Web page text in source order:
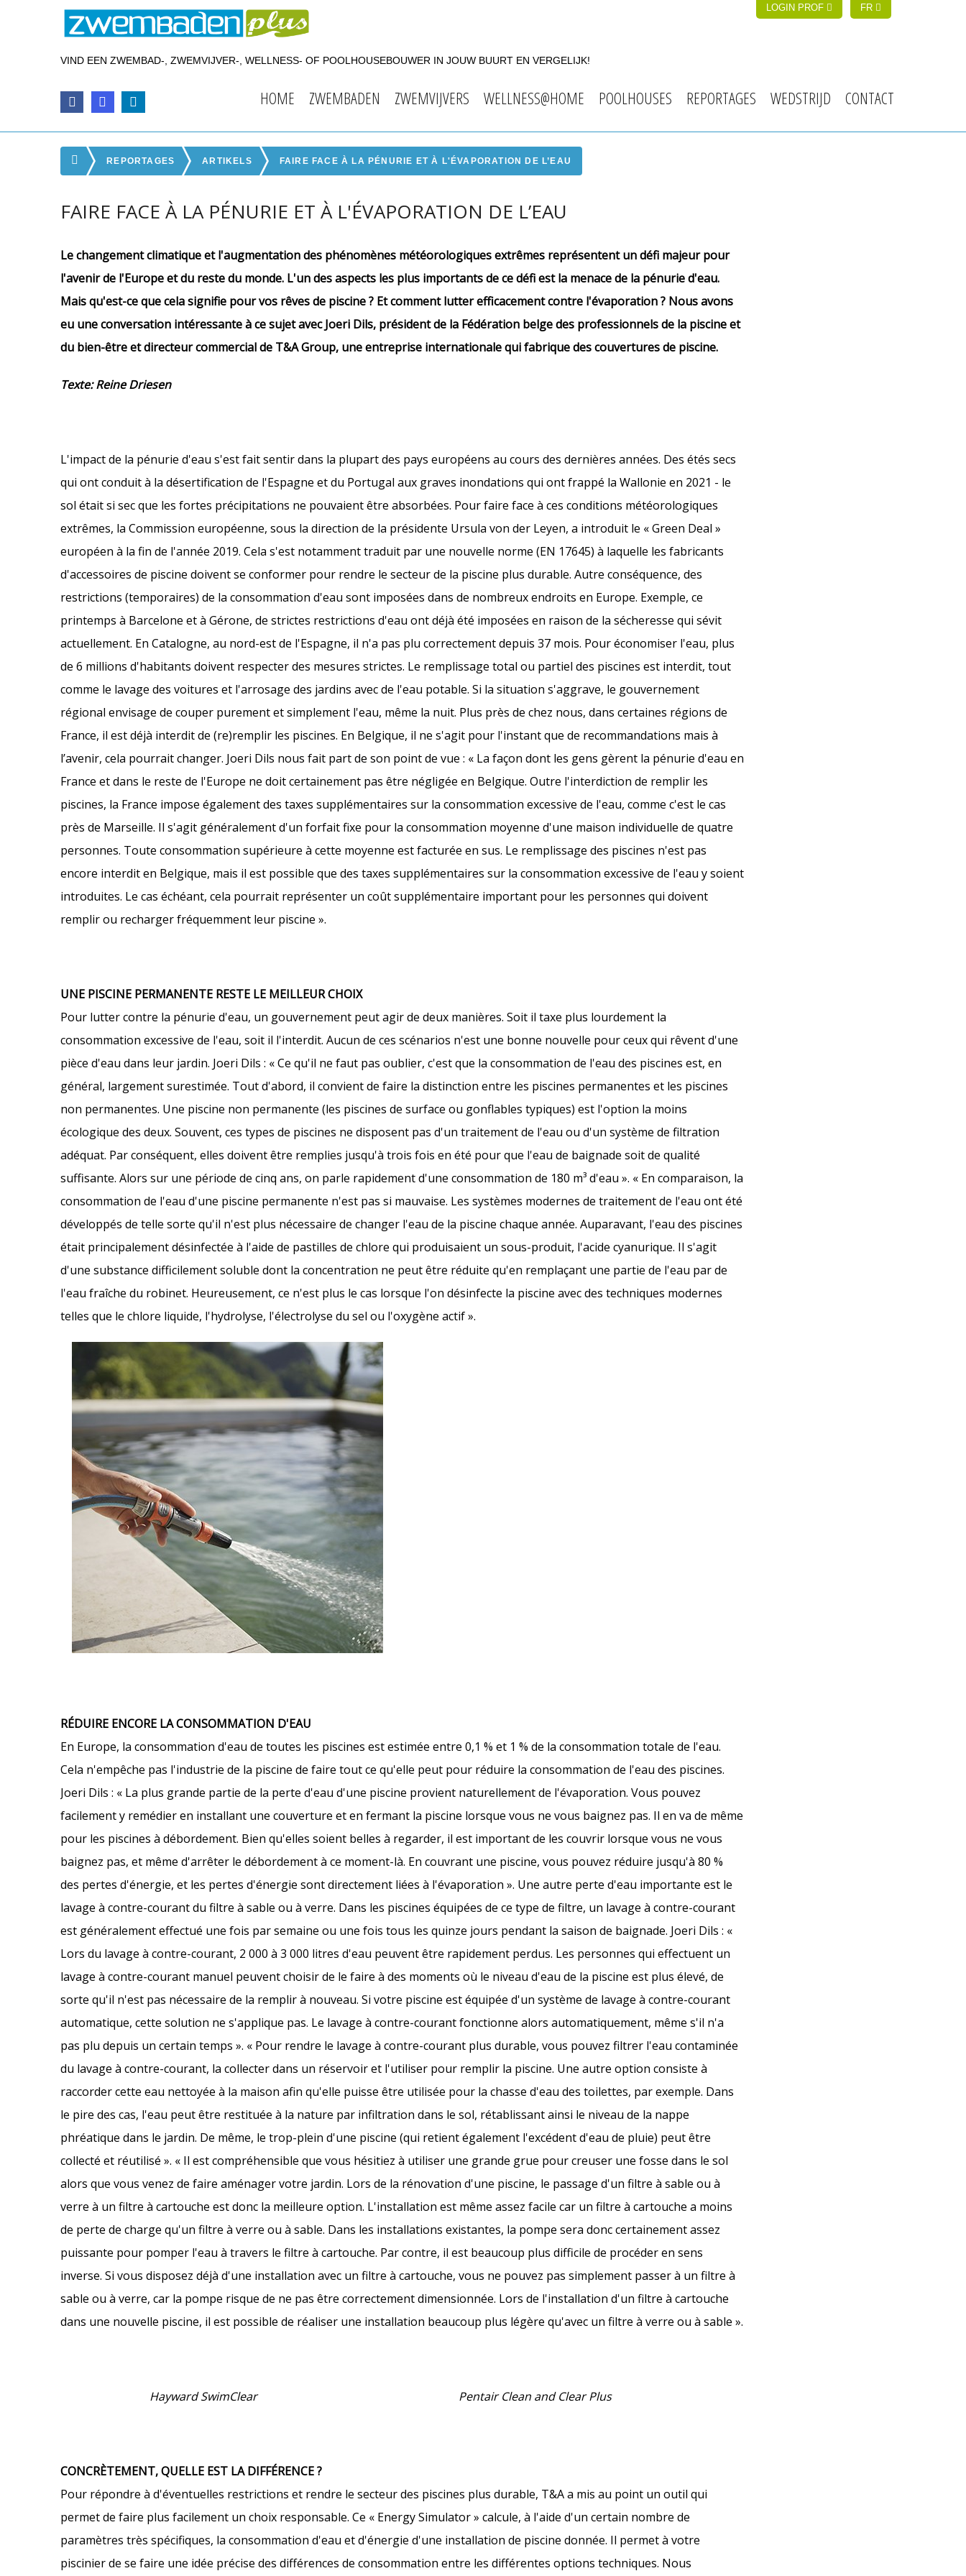
LOGIN PROF FR
VIND EEN ZWEMBAD-, ZWEMVIJVER-, WELLNESS- OF POOLHOUSEBOUWER IN JOUW BUURT EN VERGELIJK!
HOME ZWEMBADEN ZWEMVIJVERS WELLNESS@HOME POOLHOUSES REPORTAGES WEDSTRIJD CONTACT
REPORTAGES ARTIKELS FAIRE FACE À LA PÉNURIE ET À L'ÉVAPORATION DE L’EAU
FAIRE FACE À LA PÉNURIE ET À L'ÉVAPORATION DE L’EAU
Le changement climatique et l'augmentation des phénomènes météorologiques extrêmes représentent un défi majeur pour
l'avenir de l'Europe et du reste du monde. L'un des aspects les plus importants de ce défi est la menace de la pénurie d'eau.
Mais qu'est-ce que cela signifie pour vos rêves de piscine ? Et comment lutter efficacement contre l'évaporation ? Nous avons
eu une conversation intéressante à ce sujet avec Joeri Dils, président de la Fédération belge des professionnels de la piscine et
du bien-être et directeur commercial de T&A Group, une entreprise internationale qui fabrique des couvertures de piscine.
Texte: Reine Driesen
L'impact de la pénurie d'eau s'est fait sentir dans la plupart des pays européens au cours des dernières années. Des étés secs
qui ont conduit à la désertification de l'Espagne et du Portugal aux graves inondations qui ont frappé la Wallonie en 2021 - le
sol était si sec que les fortes précipitations ne pouvaient être absorbées. Pour faire face à ces conditions météorologiques
extrêmes, la Commission européenne, sous la direction de la présidente Ursula von der Leyen, a introduit le « Green Deal »
européen à la fin de l'année 2019. Cela s'est notamment traduit par une nouvelle norme (EN 17645) à laquelle les fabricants
d'accessoires de piscine doivent se conformer pour rendre le secteur de la piscine plus durable. Autre conséquence, des
restrictions (temporaires) de la consommation d'eau sont imposées dans de nombreux endroits en Europe. Exemple, ce
printemps à Barcelone et à Gérone, de strictes restrictions d'eau ont déjà été imposées en raison de la sécheresse qui sévit
actuellement. En Catalogne, au nord-est de l'Espagne, il n'a pas plu correctement depuis 37 mois. Pour économiser l'eau, plus
de 6 millions d'habitants doivent respecter des mesures strictes. Le remplissage total ou partiel des piscines est interdit, tout
comme le lavage des voitures et l'arrosage des jardins avec de l'eau potable. Si la situation s'aggrave, le gouvernement
régional envisage de couper purement et simplement l'eau, même la nuit. Plus près de chez nous, dans certaines régions de
France, il est déjà interdit de (re)remplir les piscines. En Belgique, il ne s'agit pour l'instant que de recommandations mais à
l’avenir, cela pourrait changer. Joeri Dils nous fait part de son point de vue : « La façon dont les gens gèrent la pénurie d'eau en
France et dans le reste de l'Europe ne doit certainement pas être négligée en Belgique. Outre l'interdiction de remplir les
piscines, la France impose également des taxes supplémentaires sur la consommation excessive de l'eau, comme c'est le cas
près de Marseille. Il s'agit généralement d'un forfait fixe pour la consommation moyenne d'une maison individuelle de quatre
personnes. Toute consommation supérieure à cette moyenne est facturée en sus. Le remplissage des piscines n'est pas
encore interdit en Belgique, mais il est possible que des taxes supplémentaires sur la consommation excessive de l'eau y soient
introduites. Le cas échéant, cela pourrait représenter un coût supplémentaire important pour les personnes qui doivent
remplir ou recharger fréquemment leur piscine ».
UNE PISCINE PERMANENTE RESTE LE MEILLEUR CHOIX
Pour lutter contre la pénurie d'eau, un gouvernement peut agir de deux manières. Soit il taxe plus lourdement la
consommation excessive de l'eau, soit il l'interdit. Aucun de ces scénarios n'est une bonne nouvelle pour ceux qui rêvent d'une
pièce d'eau dans leur jardin. Joeri Dils : « Ce qu'il ne faut pas oublier, c'est que la consommation de l'eau des piscines est, en
général, largement surestimée. Tout d'abord, il convient de faire la distinction entre les piscines permanentes et les piscines
non permanentes. Une piscine non permanente (les piscines de surface ou gonflables typiques) est l'option la moins
écologique des deux. Souvent, ces types de piscines ne disposent pas d'un traitement de l'eau ou d'un système de filtration
adéquat. Par conséquent, elles doivent être remplies jusqu'à trois fois en été pour que l'eau de baignade soit de qualité
suffisante. Alors sur une période de cinq ans, on parle rapidement d'une consommation de 180 m³ d'eau ». « En comparaison, la
consommation de l'eau d'une piscine permanente n'est pas si mauvaise. Les systèmes modernes de traitement de l'eau ont été
développés de telle sorte qu'il n'est plus nécessaire de changer l'eau de la piscine chaque année. Auparavant, l'eau des piscines
était principalement désinfectée à l'aide de pastilles de chlore qui produisaient un sous-produit, l'acide cyanurique. Il s'agit
d'une substance difficilement soluble dont la concentration ne peut être réduite qu'en remplaçant une partie de l'eau par de
l'eau fraîche du robinet. Heureusement, ce n'est plus le cas lorsque l'on désinfecte la piscine avec des techniques modernes
telles que le chlore liquide, l'hydrolyse, l'électrolyse du sel ou l'oxygène actif ».
RÉDUIRE ENCORE LA CONSOMMATION D'EAU
En Europe, la consommation d'eau de toutes les piscines est estimée entre 0,1 % et 1 % de la consommation totale de l'eau.
Cela n'empêche pas l'industrie de la piscine de faire tout ce qu'elle peut pour réduire la consommation de l'eau des piscines.
Joeri Dils : « La plus grande partie de la perte d'eau d'une piscine provient naturellement de l'évaporation. Vous pouvez
facilement y remédier en installant une couverture et en fermant la piscine lorsque vous ne vous baignez pas. Il en va de même
pour les piscines à débordement. Bien qu'elles soient belles à regarder, il est important de les couvrir lorsque vous ne vous
baignez pas, et même d'arrêter le débordement à ce moment-là. En couvrant une piscine, vous pouvez réduire jusqu'à 80 %
des pertes d'énergie, et les pertes d'énergie sont directement liées à l'évaporation ». Une autre perte d'eau importante est le
lavage à contre-courant du filtre à sable ou à verre. Dans les piscines équipées de ce type de filtre, un lavage à contre-courant
est généralement effectué une fois par semaine ou une fois tous les quinze jours pendant la saison de baignade. Joeri Dils : «
Lors du lavage à contre-courant, 2 000 à 3 000 litres d'eau peuvent être rapidement perdus. Les personnes qui effectuent un
lavage à contre-courant manuel peuvent choisir de le faire à des moments où le niveau d'eau de la piscine est plus élevé, de
sorte qu'il n'est pas nécessaire de la remplir à nouveau. Si votre piscine est équipée d'un système de lavage à contre-courant
automatique, cette solution ne s'applique pas. Le lavage à contre-courant fonctionne alors automatiquement, même s'il n'a
pas plu depuis un certain temps ». « Pour rendre le lavage à contre-courant plus durable, vous pouvez filtrer l'eau contaminée
du lavage à contre-courant, la collecter dans un réservoir et l'utiliser pour remplir la piscine. Une autre option consiste à
raccorder cette eau nettoyée à la maison afin qu'elle puisse être utilisée pour la chasse d'eau des toilettes, par exemple. Dans
le pire des cas, l'eau peut être restituée à la nature par infiltration dans le sol, rétablissant ainsi le niveau de la nappe
phréatique dans le jardin. De même, le trop-plein d'une piscine (qui retient également l'excédent d'eau de pluie) peut être
collecté et réutilisé ». « Il est compréhensible que vous hésitiez à utiliser une grande grue pour creuser une fosse dans le sol
alors que vous venez de faire aménager votre jardin. Lors de la rénovation d'une piscine, le passage d'un filtre à sable ou à
verre à un filtre à cartouche est donc la meilleure option. L'installation est même assez facile car un filtre à cartouche a moins
de perte de charge qu'un filtre à verre ou à sable. Dans les installations existantes, la pompe sera donc certainement assez
puissante pour pomper l'eau à travers le filtre à cartouche. Par contre, il est beaucoup plus difficile de procéder en sens
inverse. Si vous disposez déjà d'une installation avec un filtre à cartouche, vous ne pouvez pas simplement passer à un filtre à
sable ou à verre, car la pompe risque de ne pas être correctement dimensionnée. Lors de l'installation d'un filtre à cartouche
dans une nouvelle piscine, il est possible de réaliser une installation beaucoup plus légère qu'avec un filtre à verre ou à sable ».
Hayward SwimClear Pentair Clean and Clear Plus
CONCRÈTEMENT, QUELLE EST LA DIFFÉRENCE ?
Pour répondre à d'éventuelles restrictions et rendre le secteur des piscines plus durable, T&A a mis au point un outil qui
permet de faire plus facilement un choix responsable. Ce « Energy Simulator » calcule, à l'aide d'un certain nombre de
paramètres très spécifiques, la consommation d'eau et d'énergie d'une installation de piscine donnée. Il permet à votre
piscinier de se faire une idée précise des différences de consommation entre les différentes options techniques. Nous